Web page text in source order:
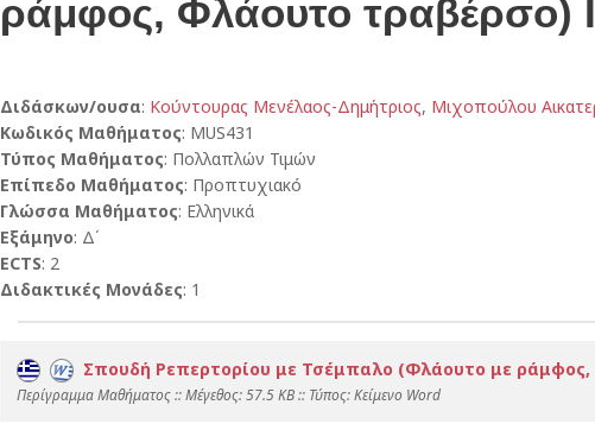
ράμφος, Φλάουτο τραβέρσο)
Διδάσκων/ουσα: Κούντουρας Μενέλαος-Δημήτριος, Μιχοπούλου
Κωδικός Μαθήματος: MUS431
Τύπος Μαθήματος: Πολλαπλών Τιμών
Επίπεδο Μαθήματος: Προπτυχιακό
Γλώσσα Μαθήματος: Ελληνικά
Εξάμηνο: Δ΄
ECTS: 2
Διδακτικές Μονάδες: 1
Σπουδή Ρεπερτορίου με Τσέμπαλο (Φλάουτο με ράμφος,
Περίγραμμα Μαθήματος :: Mέγεθος: 57.5 KB :: Τύπος: Kείμενο Word